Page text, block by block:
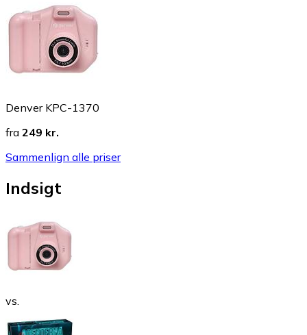
Denver KPC-1370
fra 249 kr.
Sammenlign alle priser
Indsigt
vs.